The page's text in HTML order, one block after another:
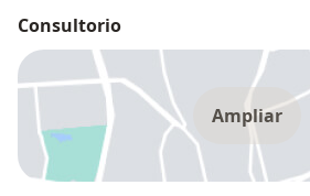
Consultorio
Ampliar